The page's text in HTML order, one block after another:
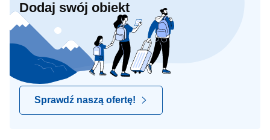
Dodaj swój obiekt
Sprawdź naszą ofertę!